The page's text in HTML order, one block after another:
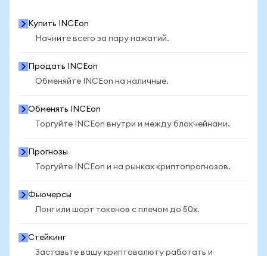
Купить INCEon
Начните всего за пару нажатий.
Продать INCEon
Обменяйте INCEon на наличные.
Обменять INCEon
Торгуйте INCEon внутри и между блокчейнами.
Прогнозы
Торгуйте INCEon и на рынках криптопрогнозов.
Фьючерсы
Лонг или шорт токенов с плечом до 50x.
Стейкинг
Заставьте вашу криптовалюту работать и